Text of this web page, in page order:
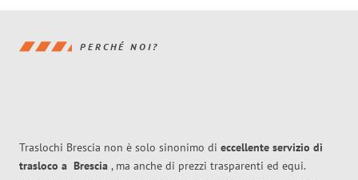
PERCHÉ NOI?
Traslochi Brescia non è solo sinonimo di eccellente servizio di
trasloco a Brescia , ma anche di prezzi trasparenti ed equi.